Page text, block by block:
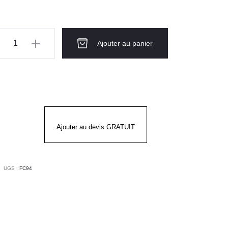
Ajouter au panier
Ajouter au devis GRATUIT
UGS : FC94